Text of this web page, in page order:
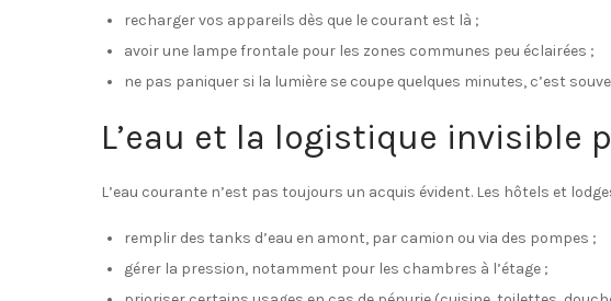
recharger vos appareils dès que le courant est là ;
avoir une lampe frontale pour les zones communes peu éclairées ;
ne pas paniquer si la lumière se coupe quelques minutes, c’est
L’eau et la logistique invisible
L’eau courante n’est pas toujours un acquis évident. Les hôtels et
remplir des tanks d’eau en amont, par camion ou via des pompes ;
gérer la pression, notamment pour les chambres à l’étage ;